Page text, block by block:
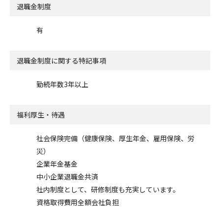
退職金制度
有
退職金制度に関する特記事項
勤続年数3年以上
福利厚生・待遇
社会保険完備（健康保険、厚生年金、雇用保険、労
災）
企業年金基金
中小企業退職金共済
社内制度として、研修制度も充実しています。
資格取得費用全額会社負担